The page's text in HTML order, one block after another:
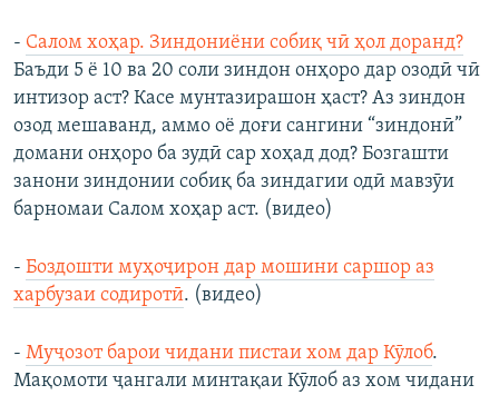
- Салом хоҳар. Зиндониёни собиқ чӣ ҳол доранд?
Баъди 5 ё 10 ва 20 соли зиндон онҳоро дар озодӣ чӣ
интизор аст? Касе мунтазирашон ҳаст? Аз зиндон
озод мешаванд, аммо оё доғи сангини “зиндонӣ”
домани онҳоро ба зудӣ сар хоҳад дод? Бозгашти
занони зиндонии собиқ ба зиндагии одӣ мавзӯи
барномаи Салом хоҳар аст. (видео)
- Боздошти муҳоҷирон дар мошини саршор аз
харбузаи содиротӣ. (видео)
- Муҷозот барои чидани пистаи хом дар Кӯлоб.
Мақомоти ҷангали минтақаи Кӯлоб аз хом чидани